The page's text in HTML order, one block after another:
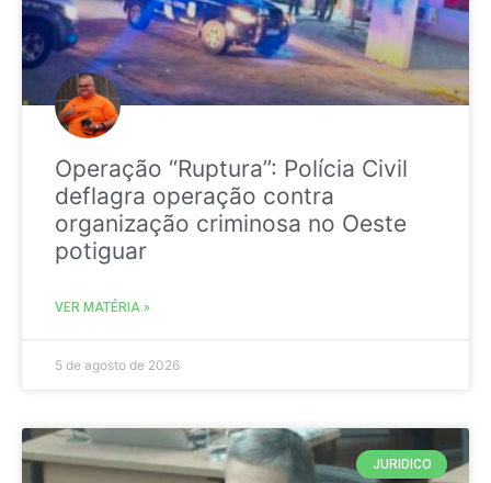
Operação “Ruptura”: Polícia Civil
deflagra operação contra
organização criminosa no Oeste
potiguar
VER MATÉRIA »
5 de agosto de 2026
JURIDICO